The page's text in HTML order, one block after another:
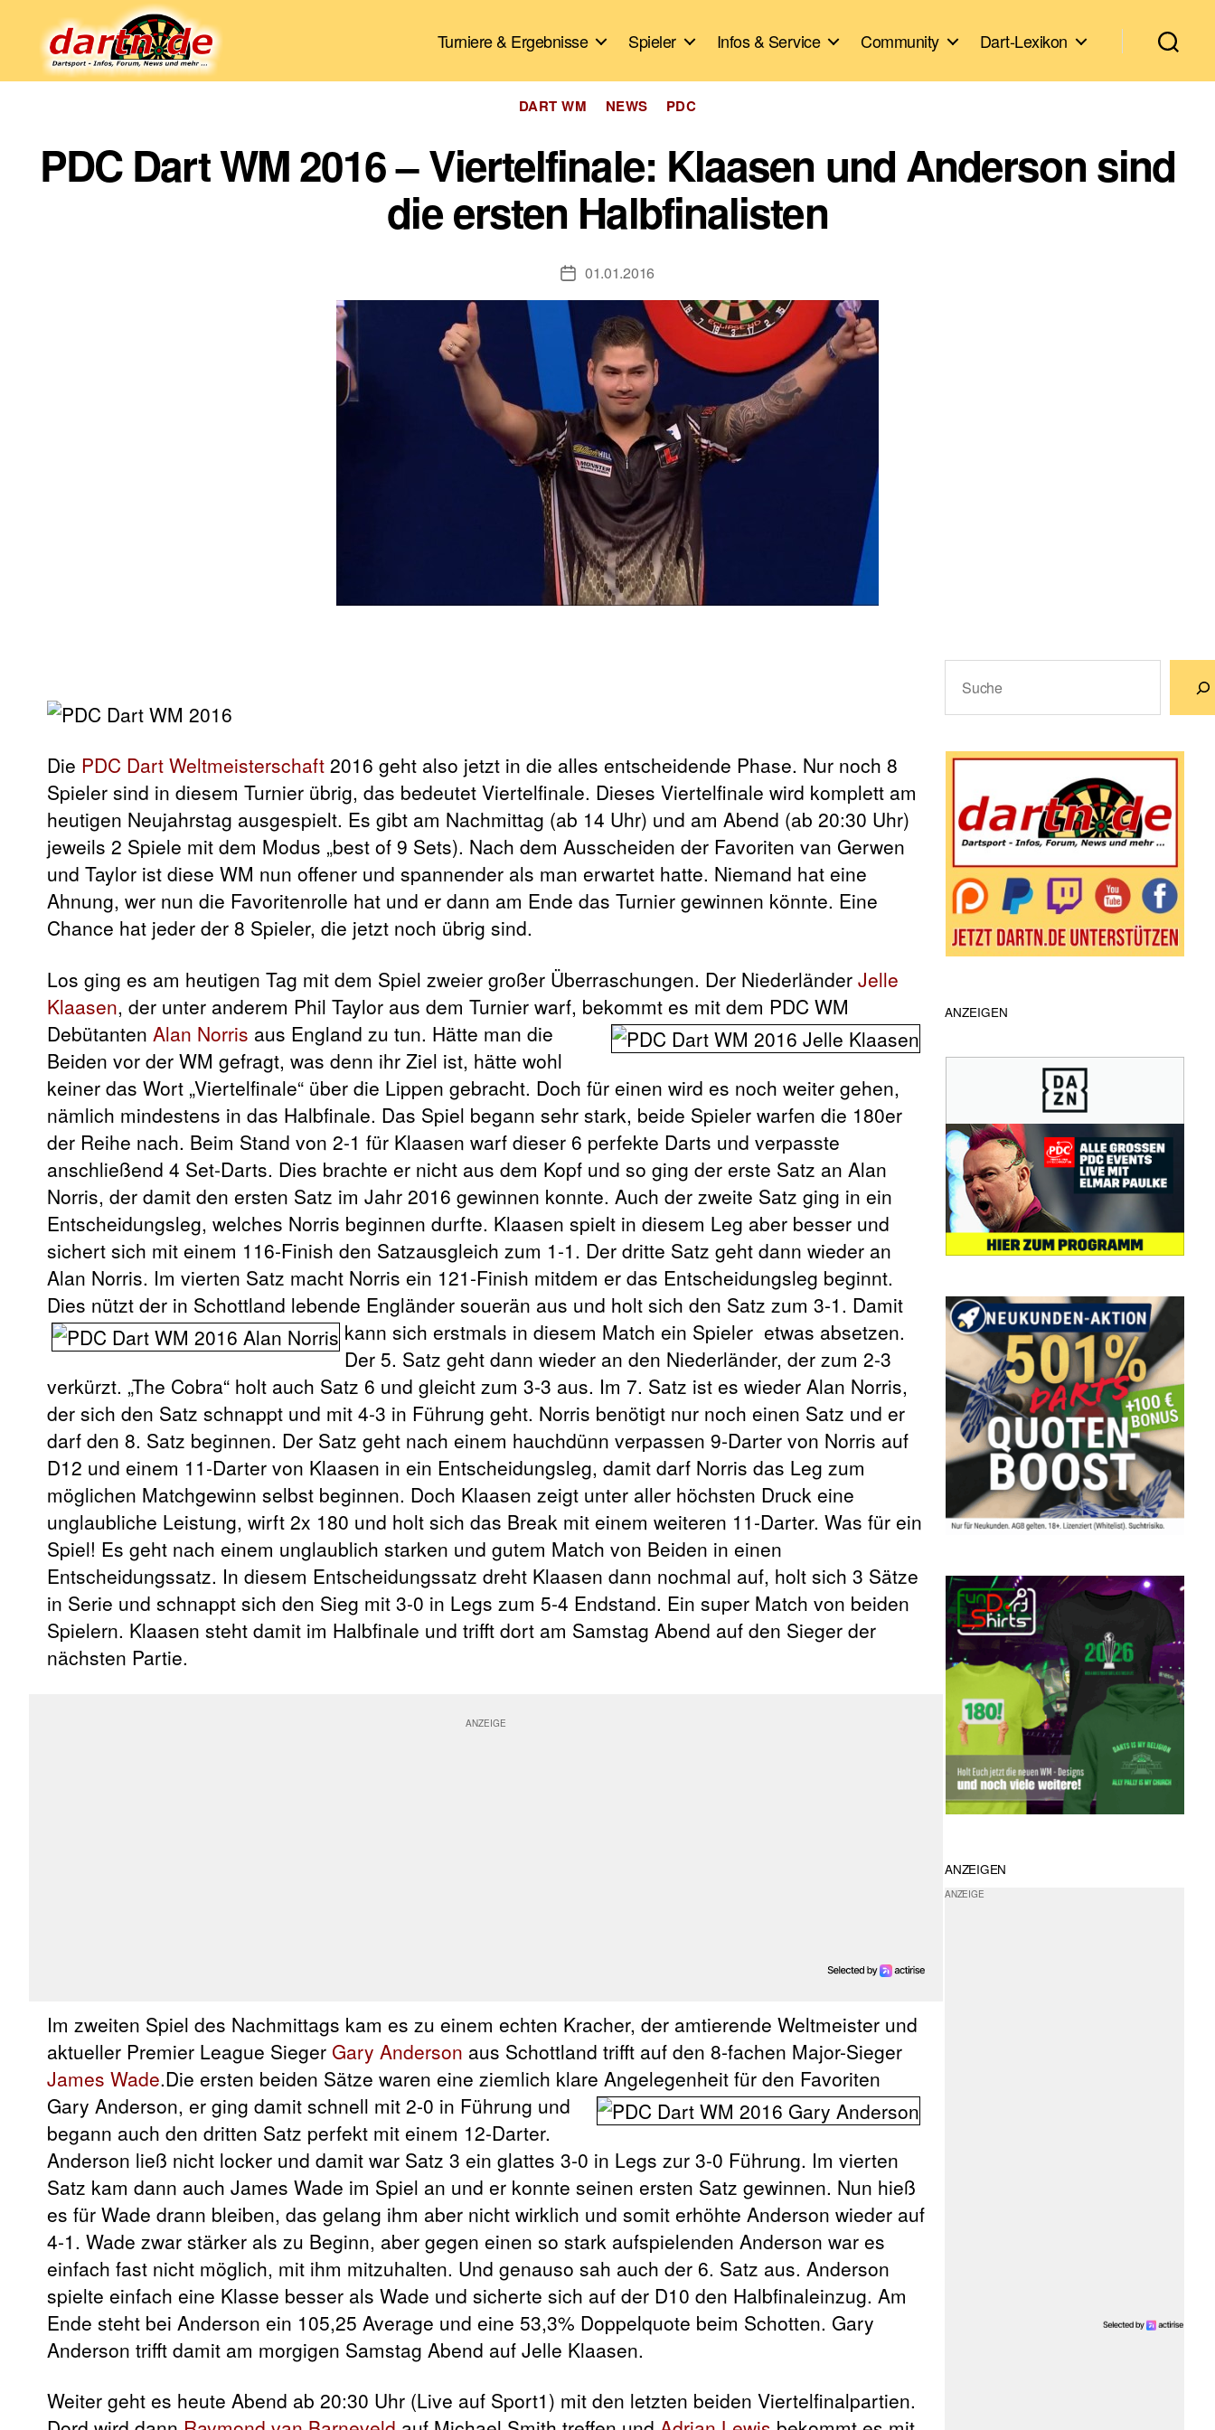
Turniere & Ergebnisse Spieler Infos & Service Community Dart-Lexikon
Kategorien
DART WM NEWS PDC
PDC Dart WM 2016 – Viertelfinale: Klaasen und Anderson sind
die ersten Halbfinalisten
Veröffentlichungsdatum
01.01.2016
Die PDC Dart Weltmeisterschaft 2016 geht also jetzt in die alles entscheidende Phase. Nur noch 8
Spieler sind in diesem Turnier übrig, das bedeutet Viertelfinale. Dieses Viertelfinale wird komplett am
heutigen Neujahrstag ausgespielt. Es gibt am Nachmittag (ab 14 Uhr) und am Abend (ab 20:30 Uhr)
jeweils 2 Spiele mit dem Modus „best of 9 Sets). Nach dem Ausscheiden der Favoriten van Gerwen
und Taylor ist diese WM nun offener und spannender als man erwartet hatte. Niemand hat eine
Ahnung, wer nun die Favoritenrolle hat und er dann am Ende das Turnier gewinnen könnte. Eine
Chance hat jeder der 8 Spieler, die jetzt noch übrig sind.
Los ging es am heutigen Tag mit dem Spiel zweier großer Überraschungen. Der Niederländer Jelle
Klaasen, der unter anderem Phil Taylor aus dem Turnier warf, bekommt es mit dem PDC WM
Debütanten Alan Norris aus England zu tun. Hätte man die
Beiden vor der WM gefragt, was denn ihr Ziel ist, hätte wohl
keiner das Wort „Viertelfinale“ über die Lippen gebracht. Doch für einen wird es noch weiter gehen,
nämlich mindestens in das Halbfinale. Das Spiel begann sehr stark, beide Spieler warfen die 180er
der Reihe nach. Beim Stand von 2-1 für Klaasen warf dieser 6 perfekte Darts und verpasste
anschließend 4 Set-Darts. Dies brachte er nicht aus dem Kopf und so ging der erste Satz an Alan
Norris, der damit den ersten Satz im Jahr 2016 gewinnen konnte. Auch der zweite Satz ging in ein
Entscheidungsleg, welches Norris beginnen durfte. Klaasen spielt in diesem Leg aber besser und
sichert sich mit einem 116-Finish den Satzausgleich zum 1-1. Der dritte Satz geht dann wieder an
Alan Norris. Im vierten Satz macht Norris ein 121-Finish mitdem er das Entscheidungsleg beginnt.
Dies nützt der in Schottland lebende Engländer souerän aus und holt sich den Satz zum 3-1. Damit
kann sich erstmals in diesem Match ein Spieler etwas absetzen.
Der 5. Satz geht dann wieder an den Niederländer, der zum 2-3
verkürzt. „The Cobra“ holt auch Satz 6 und gleicht zum 3-3 aus. Im 7. Satz ist es wieder Alan Norris,
der sich den Satz schnappt und mit 4-3 in Führung geht. Norris benötigt nur noch einen Satz und er
darf den 8. Satz beginnen. Der Satz geht nach einem hauchdünn verpassen 9-Darter von Norris auf
D12 und einem 11-Darter von Klaasen in ein Entscheidungsleg, damit darf Norris das Leg zum
möglichen Matchgewinn selbst beginnen. Doch Klaasen zeigt unter aller höchsten Druck eine
unglaubliche Leistung, wirft 2x 180 und holt sich das Break mit einem weiteren 11-Darter. Was für ein
Spiel! Es geht nach einem unglaublich starken und gutem Match von Beiden in einen
Entscheidungssatz. In diesem Entscheidungssatz dreht Klaasen dann nochmal auf, holt sich 3 Sätze
in Serie und schnappt sich den Sieg mit 3-0 in Legs zum 5-4 Endstand. Ein super Match von beiden
Spielern. Klaasen steht damit im Halbfinale und trifft dort am Samstag Abend auf den Sieger der
nächsten Partie.
Im zweiten Spiel des Nachmittags kam es zu einem echten Kracher, der amtierende Weltmeister und
aktueller Premier League Sieger Gary Anderson aus Schottland trifft auf den 8-fachen Major-Sieger
James Wade.Die ersten beiden Sätze waren eine ziemlich klare Angelegenheit für den Favoriten
Gary Anderson, er ging damit schnell mit 2-0 in Führung und
begann auch den dritten Satz perfekt mit einem 12-Darter.
Anderson ließ nicht locker und damit war Satz 3 ein glattes 3-0 in Legs zur 3-0 Führung. Im vierten
Satz kam dann auch James Wade im Spiel an und er konnte seinen ersten Satz gewinnen. Nun hieß
es für Wade drann bleiben, das gelang ihm aber nicht wirklich und somit erhöhte Anderson wieder auf
4-1. Wade zwar stärker als zu Beginn, aber gegen einen so stark aufspielenden Anderson war es
einfach fast nicht möglich, mit ihm mitzuhalten. Und genauso sah auch der 6. Satz aus. Anderson
spielte einfach eine Klasse besser als Wade und sicherte sich auf der D10 den Halbfinaleinzug. Am
Ende steht bei Anderson ein 105,25 Average und eine 53,3% Doppelquote beim Schotten. Gary
Anderson trifft damit am morgigen Samstag Abend auf Jelle Klaasen.
Weiter geht es heute Abend ab 20:30 Uhr (Live auf Sport1) mit den letzten beiden Viertelfinalpartien.
ANZEIGEN
ANZEIGEN